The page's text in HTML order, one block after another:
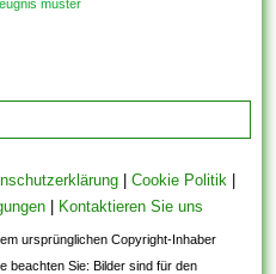
muster
| Cookie Politik|
Kontaktieren Sie uns
ursprünglichen Copyright-Inhaber
beachten Sie: Bilder sind für den